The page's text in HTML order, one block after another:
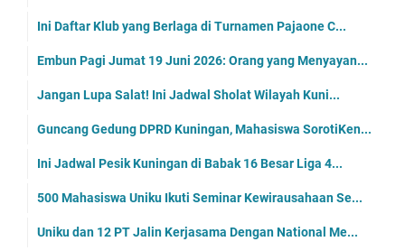
Ini Daftar Klub yang Berlaga di Turnamen Pajaone C...
Embun Pagi Jumat 19 Juni 2026: Orang yang Menyayan...
Jangan Lupa Salat! Ini Jadwal Sholat Wilayah Kuni...
Guncang Gedung DPRD Kuningan, Mahasiswa SorotiKen...
Ini Jadwal Pesik Kuningan di Babak 16 Besar Liga 4...
500 Mahasiswa Uniku Ikuti Seminar Kewirausahaan Se...
Uniku dan 12 PT Jalin Kerjasama Dengan National Me...